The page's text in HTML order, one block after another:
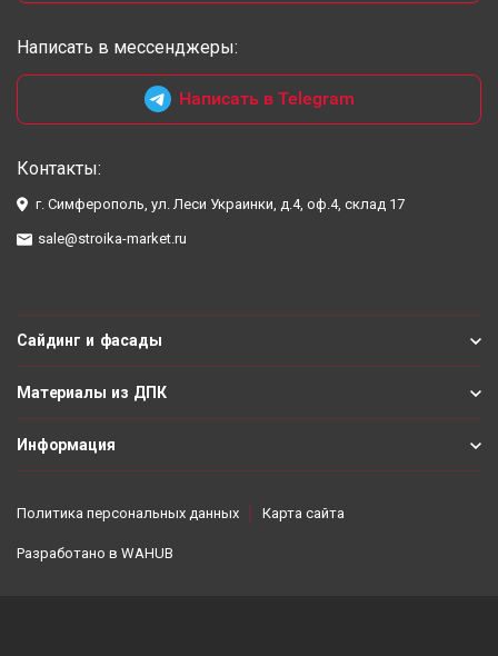
Написать в мессенджеры:
Написать в Telegram
Контакты:
г. Симферополь, ул. Леси Украинки, д.4, оф.4, склад 17
sale@stroika-market.ru
Сайдинг и фасады
Материалы из ДПК
Информация
Политика персональных данных Карта сайта
Разработано в WAHUB